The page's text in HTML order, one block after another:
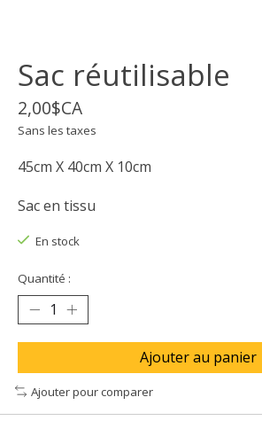
Sac réutilisable
2,00$CA
Sans les taxes
45cm X 40cm X 10cm
Sac en tissu
En stock
Quantité :
Ajouter au panier
Ajouter pour comparer